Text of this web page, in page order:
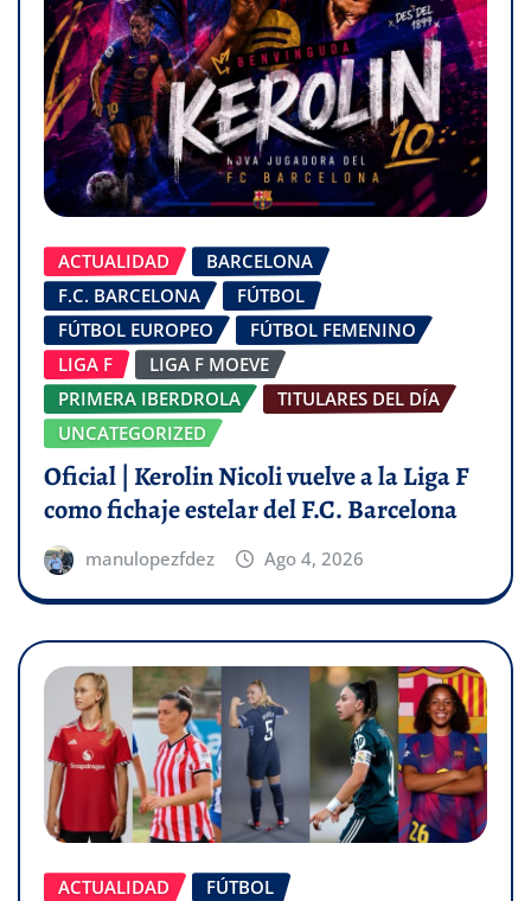
ACTUALIDAD
BARCELONA
F.C. BARCELONA
FÚTBOL
FÚTBOL EUROPEO
FÚTBOL FEMENINO
LIGA F
LIGA F MOEVE
PRIMERA IBERDROLA
TITULARES DEL DÍA
UNCATEGORIZED
Oficial | Kerolin Nicoli vuelve a la Liga F
como fichaje estelar del F.C. Barcelona
manulopezfdez Ago 4, 2026
ACTUALIDAD
FÚTBOL